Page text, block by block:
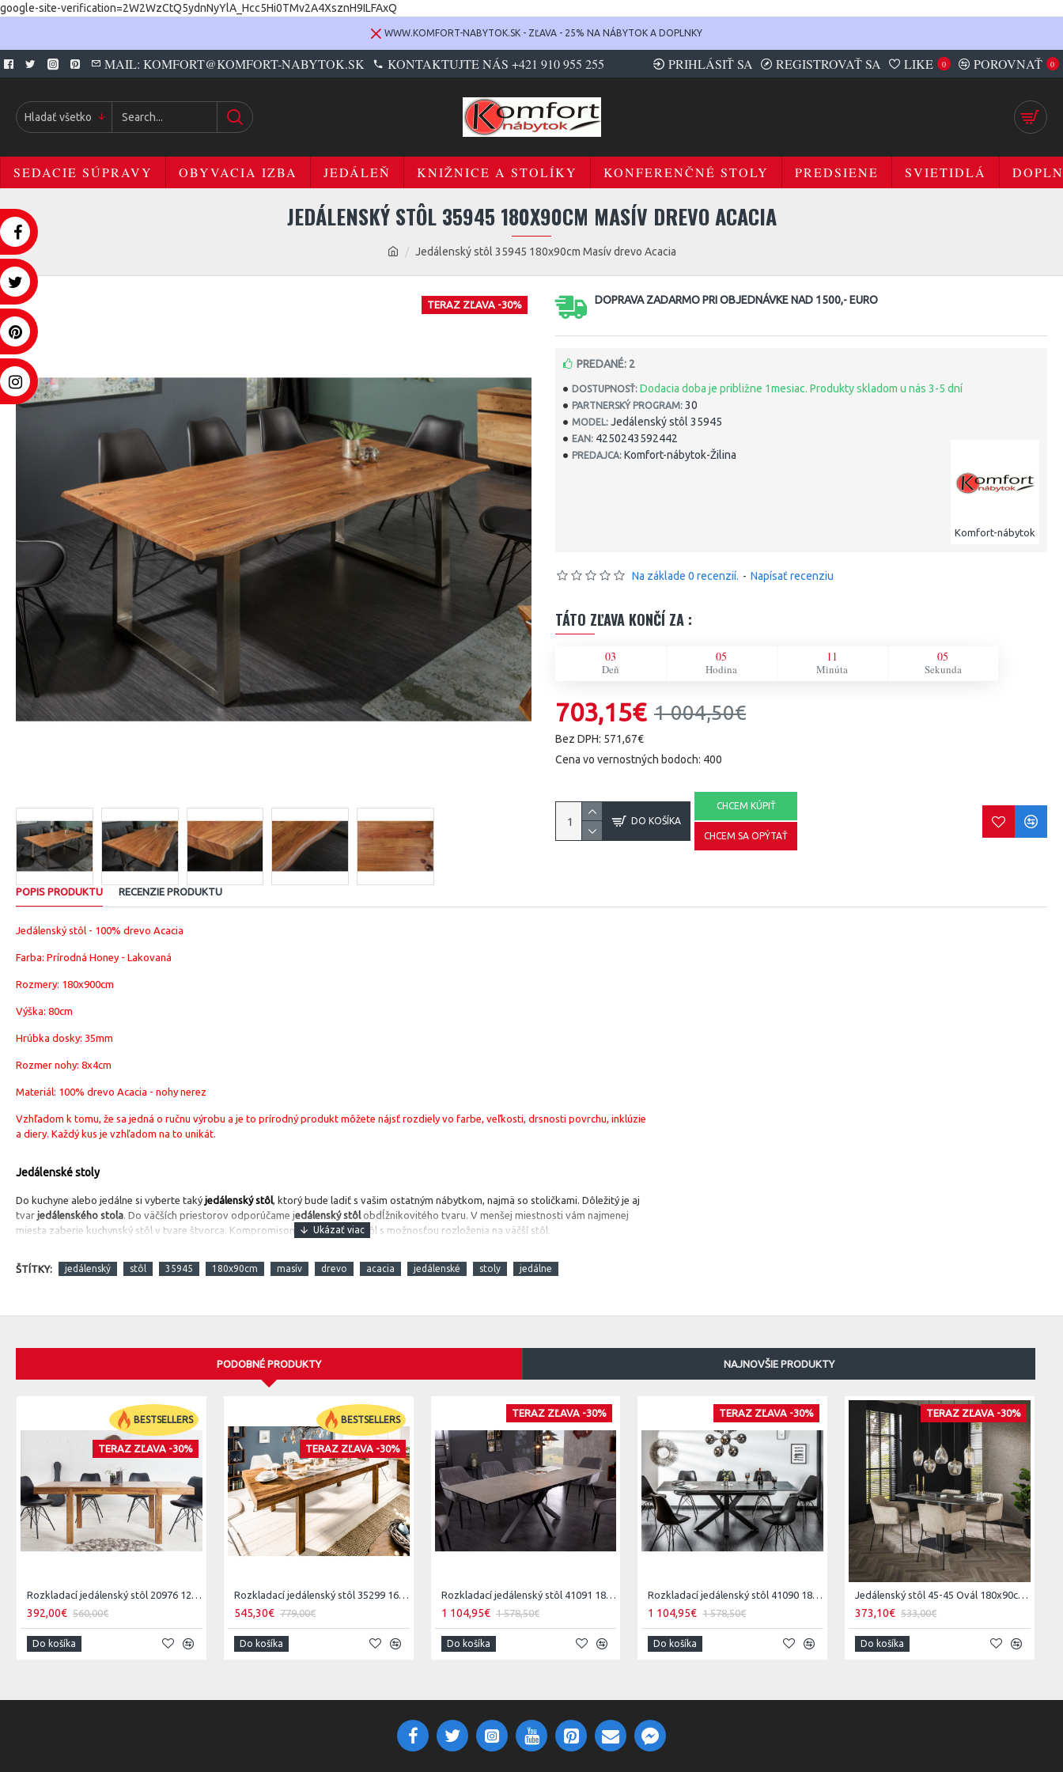
google-site-verification=2W2WzCtQ5ydnNyYlA_Hcc5Hi0TMv2A4XsznH9ILFAxQ
WWW.KOMFORT-NABYTOK.SK - ZĽAVA - 25% NA NÁBYTOK A DOPLNKY
MAIL: KOMFORT@KOMFORT-NABYTOK.SK KONTAKTUJTE NÁS +421 910 955 255 PRIHLÁSIŤ SA REGISTROVAŤ SA LIKE 0 POROVNAŤ 0
Hladať všetko
SEDACIE SÚPRAVY OBYVACIA IZBA JEDÁLEŇ KNIŽNICE A STOLÍKY KONFERENČNÉ STOLY PREDSIENE SVIETIDLÁ
Jedálenský stôl 35945 180x90cm Masív drevo Acacia
JEDÁLENSKÝ STÔL 35945 180X90CM MASÍV DREVO ACACIA
TERAZ ZĽAVA -30% DOPRAVA ZADARMO PRI OBJEDNÁVKE NAD 1500,- EURO
DOSTUPNOSŤ: Dodacia doba je približne 1mesiac. Produkty skladom u nás 3-5 dní
PARTNERSKÝ PROGRAM: 30
MODEL: Jedálenský stôl 35945
EAN: 4250243592442
PREDAJCA: Komfort-nábytok-Žilina
Komfort-nábytok
PREDANÉ: 2
Na základe 0 recenzií. - Napísať recenziu
TÁTO ZĽAVA KONČÍ ZA :
03
Deň
05
Hodina
11
Minúta
04
Sekunda
703,15€ 1 004,50€
Bez DPH: 571,67€
Cena vo vernostných bodoch: 400
DO KOŠÍKA
CHCEM KÚPIŤ
CHCEM SA OPÝTAŤ
POPIS PRODUKTU RECENZIE PRODUKTU
Jedálenský stôl - 100% drevo Acacia
Farba: Prírodná Honey - Lakovaná
Rozmery: 180x900cm
Výška: 80cm
Hrúbka dosky: 35mm
Rozmer nohy: 8x4cm
Materiál: 100% drevo Acacia - nohy nerez
Vzhľadom k tomu, že sa jedná o ručnu výrobu a je to prírodný produkt môžete nájsť rozdiely vo farbe, veľkosti, drsnosti povrchu, inklúzie
a diery. Každý kus je vzhľadom na to unikát.
Jedálenské stoly
Do kuchyne alebo jedálne si vyberte taký jedálenský stôl, ktorý bude ladiť s vašim ostatným nábytkom, najmä so stoličkami. Dôležitý je aj
tvar jedálenského stola. Do väčších priestorov odporúčame jedálenský stôlobdĺžnikovitého tvaru. V menšej miestnosti vám najmenej
miesta zaberie kuchynský stôl v tvare štvorca. Kompromisom je kuchynský stôl s možnosťou rozloženia na väčší stôl.
ŠTÍTKY: jedálenský stôl 35945 180x90cm masív drevo acacia jedálenské stoly jedálne
PODOBNÉ PRODUKTY NAJNOVŠIE PRODUKTY
BESTSELLERS
TERAZ ZĽAVA -30%
Rozkladací jedálenský stôl 20976 120/200x80cm Masív drevo Palisander
392,00€ 560,00€
Do košíka
BESTSELLERS
TERAZ ZĽAVA -30%
Rozkladací jedálenský stôl 35299 160/240x100cm Masív drevo Palisander
545,30€ 779,00€
Do košíka
TERAZ ZĽAVA -30%
Rozkladací jedálenský stôl 41091 180/225x90cm Betón keramika
1 104,95€ 1 578,50€
Do košíka
TERAZ ZĽAVA -30%
Rozkladací jedálenský stôl 41090 180/225x90cm Láva keramika
1 104,95€ 1 578,50€
Do košíka
TERAZ ZĽAVA -30%
Jedálenský stôl 45-45 Ovál 180x90cm Ceramic Natural Black
373,10€ 533,00€
Do košíka